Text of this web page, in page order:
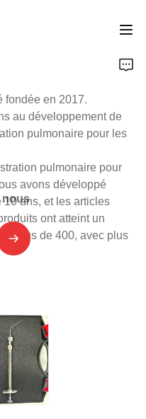
nous
fondée en 2017.
au développement de
pulmonaire pour les
pulmonaire pour
avons développé
ans, et les articles
ont atteint un
plus de 400, avec plus
des protéines